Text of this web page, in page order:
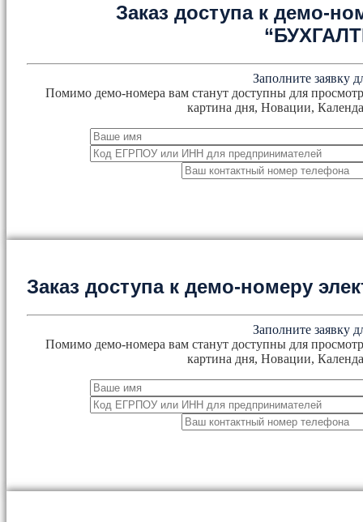
Заказ доступа к демо-
Заполните заявку
Помимо демо-номера вам станут доступны для
картина дня, Новации,
Заказ доступа к демо-номеру
Заполните заявку
Помимо демо-номера вам станут доступны для
картина дня, Новации,